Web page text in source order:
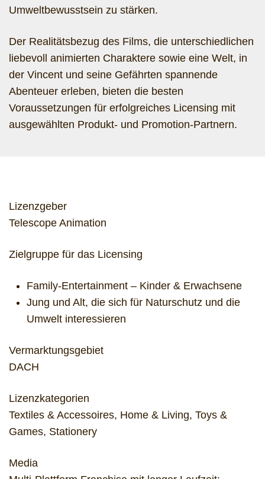
Umweltbewusstsein zu stärken.
Der Realitätsbezug des Films, die unterschiedlichen
liebevoll animierten Charaktere sowie eine Welt, in
der Vincent und seine Gefährten spannende
Abenteuer erleben, bieten die besten
Voraussetzungen für erfolgreiches Licensing mit
ausgewählten Produkt- und Promotion-Partnern.
Lizenzgeber
Telescope Animation
Zielgruppe für das Licensing
Family-Entertainment – Kinder & Erwachsene
Jung und Alt, die sich für Naturschutz und die
Umwelt interessieren
Vermarktungsgebiet
DACH
Lizenzkategorien
Textiles & Accessoires, Home & Living, Toys &
Games, Stationery
Media